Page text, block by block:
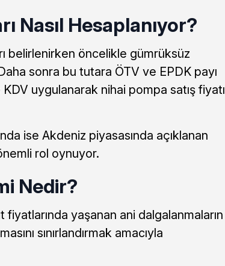
Nasıl Hesaplanıyor?
belirlenirken öncelikle gümrüksüz
sonra bu tutara ÖTV ve EPDK payı
uygulanarak nihai pompa satış fiyatı
ise Akdeniz piyasasında açıklanan
rol oynuyor.
Nedir?
fiyatlarında yaşanan ani dalgalanmaların
sınırlandırmak amacıyla